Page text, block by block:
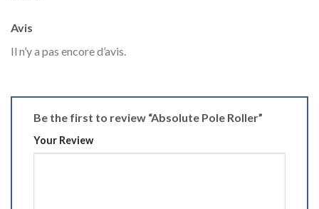
Avis
Il n’y a pas encore d’avis.
Be the first to review “Absolute Pole Roller”
Your Review